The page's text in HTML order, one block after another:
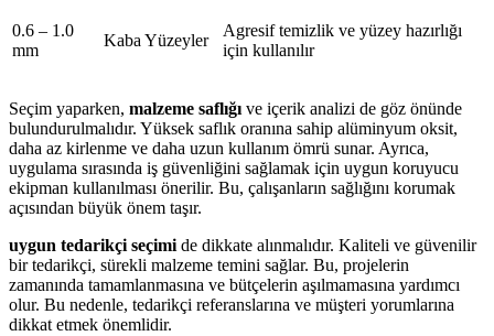
0.6 – 1.0
mm
Kaba Yüzeyler
Agresif temizlik ve yüzey hazırlığı
için kullanılır
Seçim yaparken, malzeme saflığı ve içerik analizi de göz önünde
bulundurulmalıdır. Yüksek saflık oranına sahip alüminyum oksit,
daha az kirlenme ve daha uzun kullanım ömrü sunar. Ayrıca,
uygulama sırasında iş güvenliğini sağlamak için uygun koruyucu
ekipman kullanılması önerilir. Bu, çalışanların sağlığını korumak
açısından büyük önem taşır.
uygun tedarikçi seçimi de dikkate alınmalıdır. Kaliteli ve güvenilir
bir tedarikçi, sürekli malzeme temini sağlar. Bu, projelerin
zamanında tamamlanmasına ve bütçelerin aşılmamasına yardımcı
olur. Bu nedenle, tedarikçi referanslarına ve müşteri yorumlarına
dikkat etmek önemlidir.